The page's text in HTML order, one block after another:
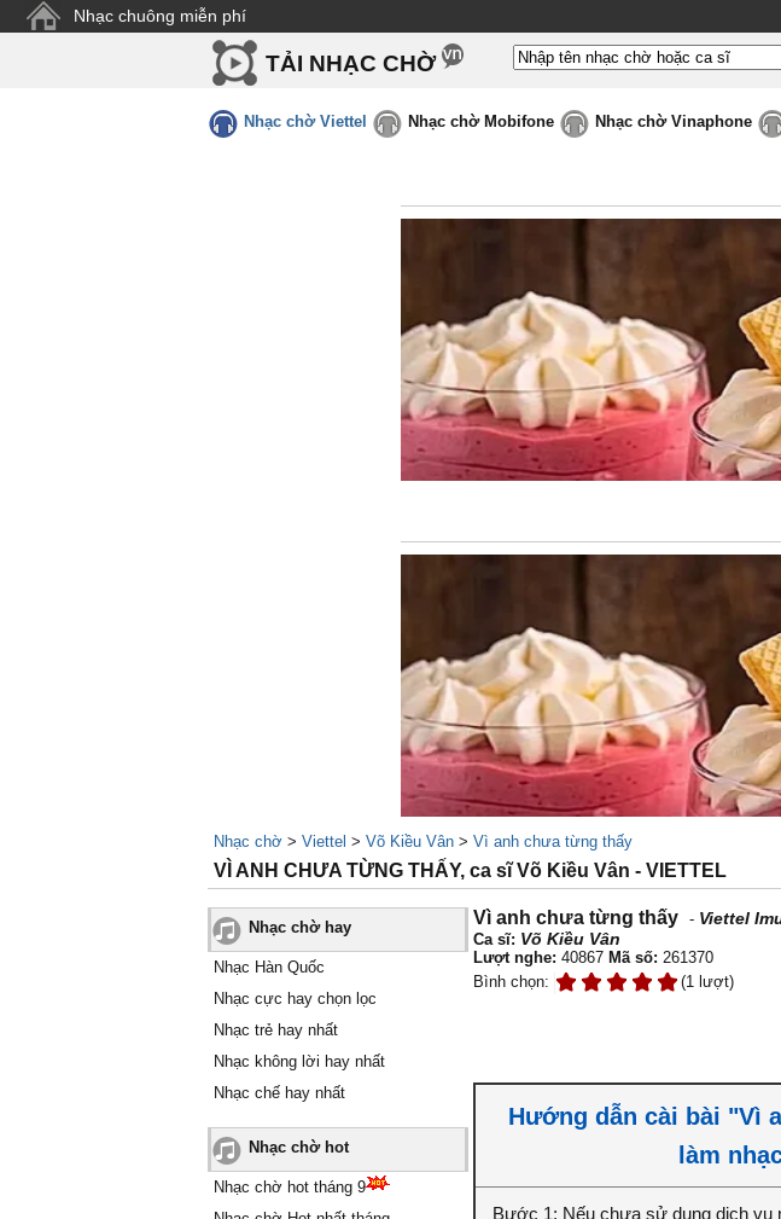
Nhạc chuông miễn phí
TẢI NHẠC CHỜ
Nhạc chờ Viettel Nhạc chờ Mobifone Nhạc chờ Vinaphone
Nhạc chờ > Viettel > Võ Kiều Vân > Vì anh chưa từng thấy
VÌ ANH CHƯA TỪNG THẤY, ca sĩ Võ Kiều Vân - VIETTEL
Nhạc chờ hay
Nhạc Hàn Quốc
Nhạc cực hay chọn lọc
Nhạc trẻ hay nhất
Nhạc không lời hay nhất
Nhạc chế hay nhất
Nhạc chờ hot
Nhạc chờ hot tháng 9
Vì anh chưa từng thấy - Viettel
Ca sĩ: Võ Kiều Vân
Lượt nghe: 40867 Mã số: 261370
Bình chọn:
(1 lượt)
Hướng dẫn cài bài "Vì
làm
Bước 1: Nếu chưa sử dụng dịch vụ